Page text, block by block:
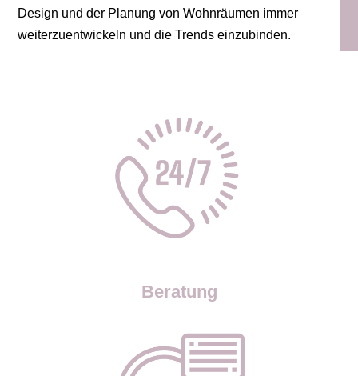
Design und der Planung von Wohnräumen immer
weiterzuentwickeln und die Trends einzubinden.
Beratung